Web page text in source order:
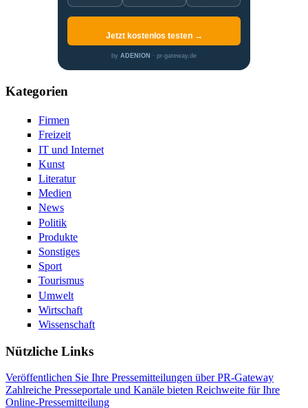
Jetzt kostenlos testen →
by ADENION · pr-gateway.de
Kategorien
Firmen
Freizeit
IT und Internet
Kunst
Literatur
Medien
News
Politik
Produkte
Sonstiges
Sport
Tourismus
Umwelt
Wirtschaft
Wissenschaft
Nützliche Links
Veröffentlichen Sie Ihre Pressemitteilungen über PR-Gateway
Zahlreiche Presseportale und Kanäle bieten Reichweite für Ihre
Online-Pressemitteilung